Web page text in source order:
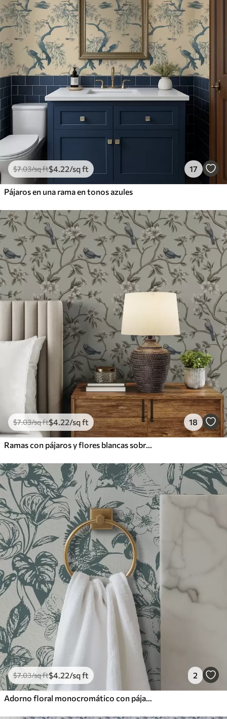
$7.03/sq ft$4.22/sq ft 17
Pájaros en una rama en tonos azules
$7.03/sq ft$4.22/sq ft 18
Ramas con pájaros y flores blancas sobre un fondo delicado
$7.03/sq ft$4.22/sq ft 2
Adorno floral monocromático con pájaros